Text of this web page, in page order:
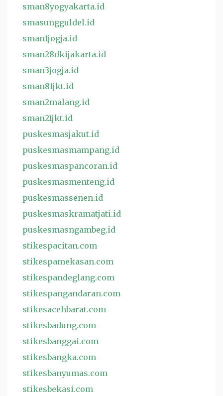
sman8yogyakarta.id
smasungguldel.id
sman1jogja.id
sman28dkijakarta.id
sman3jogja.id
sman81jkt.id
sman2malang.id
sman21jkt.id
puskesmasjakut.id
puskesmasmampang.id
puskesmaspancoran.id
puskesmasmenteng.id
puskesmassenen.id
puskesmaskramatjati.id
puskesmasngambeg.id
stikespacitan.com
stikespamekasan.com
stikespandeglang.com
stikespangandaran.com
stikesacehbarat.com
stikesbadung.com
stikesbanggai.com
stikesbangka.com
stikesbanyumas.com
stikesbekasi.com